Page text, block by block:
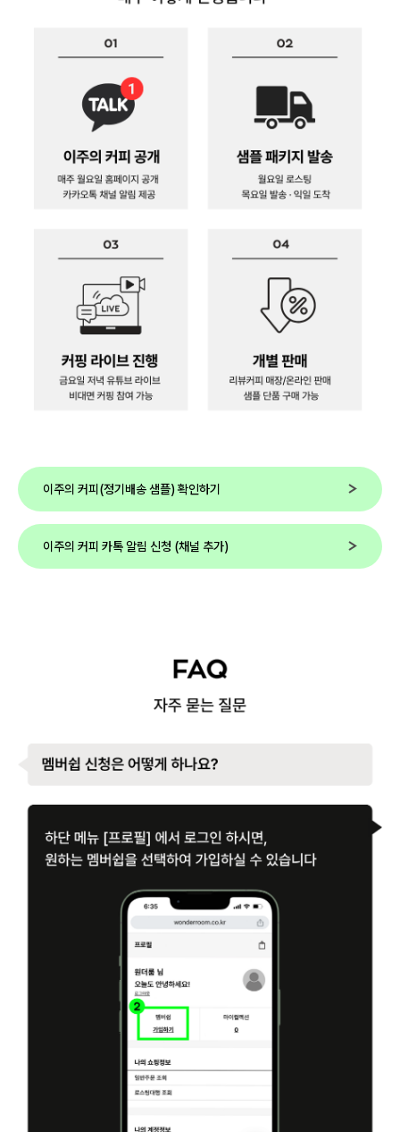
이주의 커피(정기배송 샘플) 확인하기
이주의 커피 카톡 알림 신청 (채널 추가)